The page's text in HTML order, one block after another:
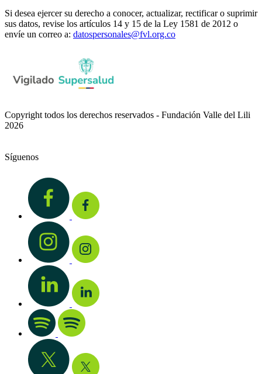
Si desea ejercer su derecho a conocer, actualizar, rectificar o suprimir
sus datos, revise los artículos 14 y 15 de la Ley 1581 de 2012 o
envíe un correo a: datospersonales@fvl.org.co
Copyright todos los derechos reservados - Fundación Valle del Lili
2026
Síguenos